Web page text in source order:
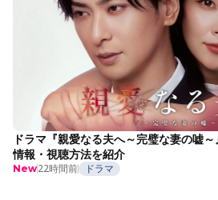
ドラマ『親愛なる夫へ～完璧な妻の嘘
情報・視聴方法を紹介
New22時間前 ドラマ